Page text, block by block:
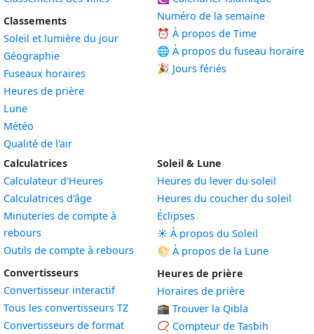
Classements
Soleil et lumière du jour
Géographie
Fuseaux horaires
Heures de prière
Lune
Météo
Qualité de l'air
Numéro de la semaine
⏰ À propos de Time
🌐 À propos du fuseau horaire
🎉 Jours fériés
Calculatrices
Calculateur d'Heures
Calculatrices d'âge
Minuteries de compte à
rebours
Outils de compte à rebours
Convertisseurs
Convertisseur interactif
Tous les convertisseurs TZ
Convertisseurs de format
Soleil & Lune
Heures du lever du soleil
Heures du coucher du soleil
Éclipses
☀️ À propos du Soleil
🌕 À propos de la Lune
Heures de prière
Horaires de prière
🕋 Trouver la Qibla
📿 Compteur de Tasbih